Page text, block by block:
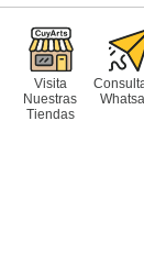
Visita
Nuestras
Tiendas